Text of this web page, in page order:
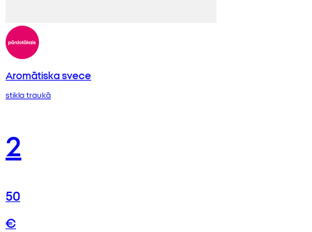
Aromātiska svece
stikla traukā
2
50
€